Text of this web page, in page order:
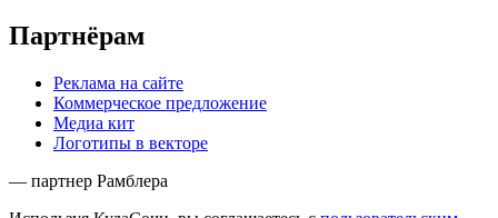
Партнёрам
Реклама на сайте
Коммерческое предложение
Медиа кит
Логотипы в векторе
— партнер Рамблера